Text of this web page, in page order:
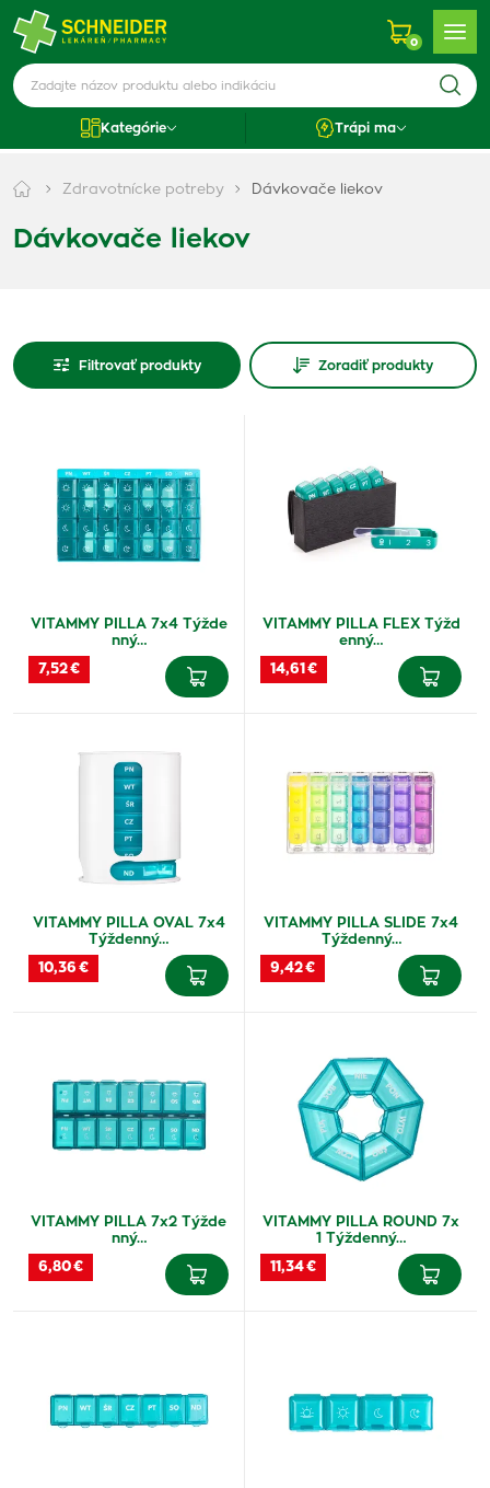
0
Kategórie Trápi ma
Zdravotnícke potreby Dávkovače liekov
Dávkovače liekov
Filtrovať produkty Zoradiť produkty
VITAMMY PILLA 7x4 Týžde
nný…
7,52 €
VITAMMY PILLA FLEX Týžd
enný…
14,61 €
VITAMMY PILLA OVAL 7x4
Týždenný…
10,36 €
VITAMMY PILLA SLIDE 7x4
Týždenný…
9,42 €
VITAMMY PILLA 7x2 Týžde
nný…
6,80 €
VITAMMY PILLA ROUND 7x
1 Týždenný…
11,34 €